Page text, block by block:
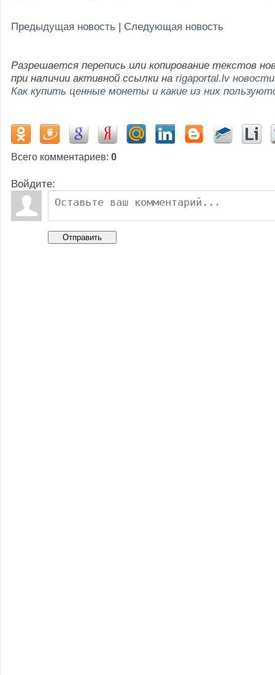
Предыдущая новость | Следующая новость
Разрешается перепись или копирование текстов
при наличии активной ссылки на rigaportal.lv новости
Как купить ценные монеты и какие из них
Всего комментариев: 0
Войдите:
Отправить